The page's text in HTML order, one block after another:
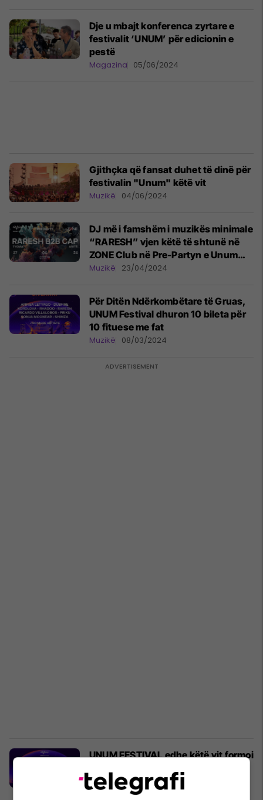
Dje u mbajt konferenca zyrtare e
festivalit ‘UNUM’ për edicionin e
pestë
Magazina 05/06/2024
Gjithçka që fansat duhet të dinë për
festivalin "Unum" këtë vit
Muzikë 04/06/2024
DJ më i famshëm i muzikës minimale
“RARESH” vjen këtë të shtunë në
ZONE Club në Pre-Partyn e Unum
Festival
Muzikë 23/04/2024
Për Ditën Ndërkombëtare të Gruas,
UNUM Festival dhuron 10 bileta për
10 fituese me fat
Muzikë 08/03/2024
UNUM FESTIVAL edhe këtë vit formoi
pashmangshme me emrat më të
kërkuar të industrisë muzikore
Muzikë 08/02/2024